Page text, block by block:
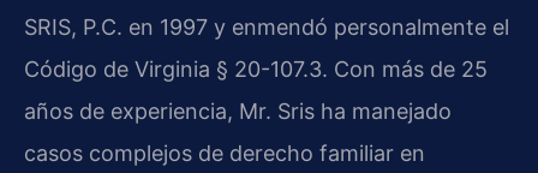
SRIS, P.C. en 1997 y enmendó personalmente el
Código de Virginia § 20-107.3. Con más de 25
años de experiencia, Mr. Sris ha manejado
casos complejos de derecho familiar en